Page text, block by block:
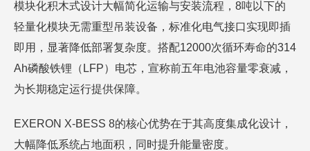
模块化积木式设计大幅简化运输与安装流程，8吨以下的
轻量化模块无需重型吊装设备，标准化电气接口实现即插
即用，显著降低部署复杂度。搭配12000次循环寿命的314
Ah磷酸铁锂（LFP）电芯，宣称前五年电池容量零衰减，
为长期稳定运行提供保障。
EXERON X-BESS 8的核心优势在于其高度集成化设计，
大幅降低系统占地面积，同时提升能量密度。